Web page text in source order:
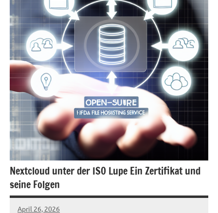
Nextcloud unter der ISO Lupe Ein Zertifikat und
seine Folgen
April 26, 2026